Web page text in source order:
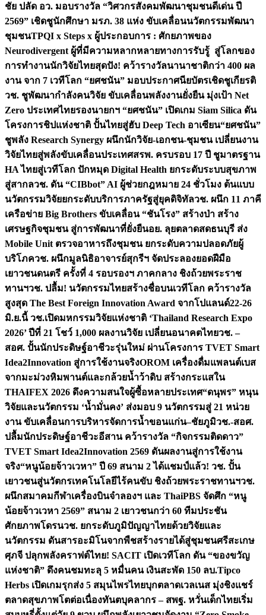
ชัย ปลัด อว. มอบรางวัล “วิศวกรสังคมพัฒนาชุมชนดีเด่น ปี
2569” เชิดชูนักศึกษา มรภ. 38 แห่ง ขับเคลื่อนนวัตกรรมพัฒนา
ชุมชนTPQI x Steps x ผู้ประกอบการ : ศักยภาพของ
Neurodivergent ผู้ที่มีความหลากหลายทางการรับรู้ สู่โลกของ
การทำงานนักวิจัยไทยสุดปัง! คว้ารางวัลนานาชาติกว่า 400 ผล
งาน จาก 7 เวทีโลก “ยศชนัน” มอบประกาศนียบัตรเชิดชูเกียรติ
วช. ชูพัฒนากำลังคนวิจัย ขับเคลื่อนพลังงานยั่งยืน มุ่งเป้า Net
Zero ประเทศไทยรองนายกฯ “ยศชนัน” เปิดเกม Siam Silica ดัน
โครงการชิปแห่งชาติ ปั้นไทยสู่ฮับ Deep Tech อาเซียน“ยศชนัน”
ชูพลัง Research Synergy ผนึกนักวิจัย-เอกชน-ชุมชน เปลี่ยนงาน
วิจัยไทยสู่พลังขับเคลื่อนประเทศสรพ. ครบรอบ 17 ปี ชูมาตรฐาน
HA ไทยสู่เวทีโลก ปักหมุด Digital Health ยกระดับระบบสุขภาพ
สู่สากลวช. ดัน “CIBbot” AI ผู้ช่วยกฎหมาย 24 ชั่วโมง ต้นแบบ
นวัตกรรมวิจัยยกระดับบริการภาครัฐสู่ยุคดิจิทัลวช. ผนึก 11 ภาคี
เครือข่าย Big Brothers ขับเคลื่อน “ชันโรง” สร้างป่า สร้าง
เศรษฐกิจชุมชน สู่การพัฒนาที่ยั่งยืนอย. ลุยตลาดสดธนบุรี ส่ง
Mobile Unit ตรวจอาหารถึงชุมชน ยกระดับความปลอดภัยผู้
บริโภควช. ผนึกมูลนิธิอาจารย์สุกรีฯ จัดประลองยอดฝีมือ
เยาวชนดนตรี ครั้งที่ 4 รอบรองฯ ภาคกลาง ชิงถ้วยพระราช
ทานฯวช. ปลื้ม! นวัตกรรมไทยสร้างชื่อบนเวทีโลก คว้ารางวัล
สูงสุด The Best Foreign Innovation Award จากโปแลนด์22-26
มิ.ย.นี้ วช.เปิดมหกรรมวิจัยแห่งชาติ ‘Thailand Research Expo
2026’ ปีที่ 21 โชว์ 1,000 ผลงานวิจัย เปลี่ยนอนาคตไทยวช. –
สอศ. ปั้นนักประดิษฐ์อาชีวะรุ่นใหม่ ผ่านโครงการ TVET Smart
Idea2Innovation สู่การใช้งานจริงOROM เครื่องดื่มแพลนต์เบส
จากมะม่วงหิมพานต์และกล้วยน้ำว้าดิบ สร้างกระแสใน
THAIFEX 2026 ดึงความสนใจผู้ซื้อหลายประเทศ“ดนุพร” หนุน
วิจัยและนวัตกรรม ‘น้ำมั่นคง’ ส่งมอบ 9 นวัตกรรมสู่ 21 หน่วย
งาน ขับเคลื่อนการบริหารจัดการน้ำขอนแก่น–ชัยภูมิวช.-สอศ.
ปลื้มนักประดิษฐ์อาชีวะอีสาน คว้ารางวัล “กิจกรรมติดดาว”
TVET Smart Idea2Innovation 2569 ดันผลงานสู่การใช้งาน
จริง“หนูน้อยจ้าวเวหา” ปี 69 สนาม 2 ได้แชมป์แล้ว! วช. ปั้น
เยาวชนสู่นวัตกรเทคโนโลยีไร้คนขับ ชิงถ้วยพระราชทานฯวช.
ผนึกสมาคมกีฬาเครื่องบินจำลองฯ และ ThaiPBS จัดศึก “หนู
น้อยจ้าวเวหา 2569” สนาม 2 เยาวชนกว่า 60 ทีมประชัน
ศักยภาพโดรนวช. ยกระดับภูมิปัญญาไทยด้วยวิจัยและ
นวัตกรรม ดันสารอะมิโนจากพืชสร้างรายได้สู่ชุมชนศรีสะเกษ
ศุภจี ปลุกพลังคราฟต์ไทย! SACIT เปิดเวทีโลก ดัน “ของขวัญ
แห่งชาติ” ดึงคนชมทะลุ 5 หมื่นคน เงินสะพัด 150 ลบ.Tipco
Herbs เปิดเกมรุกส่ง 5 สมุนไพรไทยบุกตลาดเวลเนส มุ่งชิงแชร์
ตลาดสุขภาพโตต่อเนื่องทันตบุคลากร – สพฐ. หวั่นเด็กไทยเริ่ม